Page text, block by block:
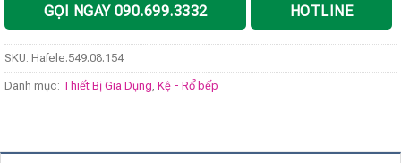
GỌI NGAY 090.699.3332 HOTLINE
SKU: Hafele.549.08.154
Danh mục: Thiết Bị Gia Dụng Kệ - Rổ bếp